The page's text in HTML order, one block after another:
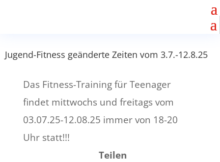
Jugend-Fitness geänderte Zeiten vom 3.7.-12.8.25
Das Fitness-Training für Teenager
findet mittwochs und freitags vom
03.07.25-12.08.25 immer von 18-20
Uhr statt!!!
Teilen